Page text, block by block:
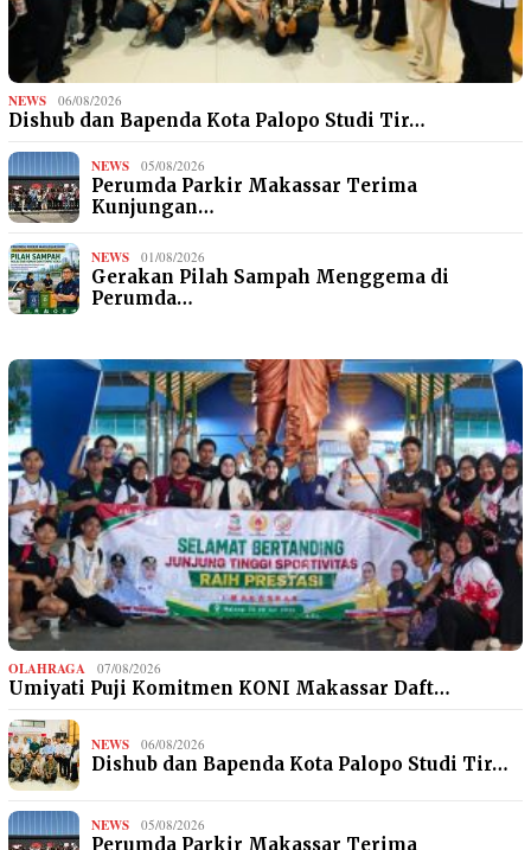
NEWS 06/08/2026
Dishub dan Bapenda Kota Palopo Studi Tir…
NEWS 05/08/2026
Perumda Parkir Makassar Terima
Kunjungan…
NEWS 01/08/2026
Gerakan Pilah Sampah Menggema di
Perumda…
OLAHRAGA 07/08/2026
Umiyati Puji Komitmen KONI Makassar Daft…
NEWS 06/08/2026
Dishub dan Bapenda Kota Palopo Studi Tir…
NEWS 05/08/2026
Perumda Parkir Makassar Terima